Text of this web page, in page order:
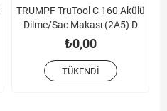
TRUMPF TruTool C 160 Akülü
Dilme/Sac Makası (2A5) D
₺0,00
TÜKENDI